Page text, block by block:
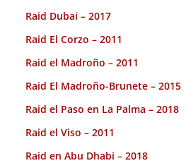
Raid Dubai – 2017
Raid El Corzo – 2011
Raid el Madroño – 2011
Raid El Madroño-Brunete – 2015
Raid el Paso en La Palma – 2018
Raid el Viso – 2011
Raid en Abu Dhabi – 2018